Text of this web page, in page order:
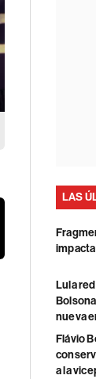
LAS
Lula
nueva
Flávio
a la